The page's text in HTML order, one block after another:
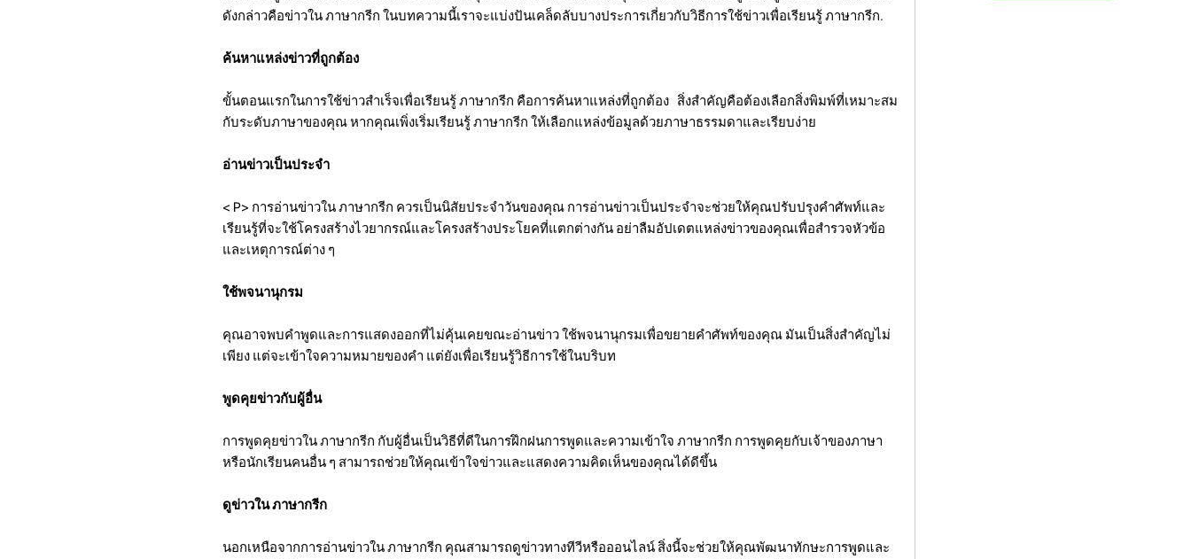
ดังกล่าวคือข่าวใน ภาษากรีก ในบทความนี้เราจะแบ่งปันเคล็ดลับบางประการเกี่ยวกับวิธีการใช้ข่าวเพื่อเรียนรู้ ภาษากรีก.
ค้นหาแหล่งข่าวที่ถูกต้อง
ขั้นตอนแรกในการใช้ข่าวสำเร็จเพื่อเรียนรู้ ภาษากรีก คือการค้นหาแหล่งที่ถูกต้อง สิ่งสำคัญคือต้องเลือกสิ่งพิมพ์ที่เหมาะสม
กับระดับภาษาของคุณ หากคุณเพิ่งเริ่มเรียนรู้ ภาษากรีก ให้เลือกแหล่งข้อมูลด้วยภาษาธรรมดาและเรียบง่าย
อ่านข่าวเป็นประจำ
< P> การอ่านข่าวใน ภาษากรีก ควรเป็นนิสัยประจำวันของคุณ การอ่านข่าวเป็นประจำจะช่วยให้คุณปรับปรุงคำศัพท์และ
เรียนรู้ที่จะใช้โครงสร้างไวยากรณ์และโครงสร้างประโยคที่แตกต่างกัน อย่าลืมอัปเดตแหล่งข่าวของคุณเพื่อสำรวจหัวข้อ
และเหตุการณ์ต่าง ๆ
ใช้พจนานุกรม
คุณอาจพบคำพูดและการแสดงออกที่ไม่คุ้นเคยขณะอ่านข่าว ใช้พจนานุกรมเพื่อขยายคำศัพท์ของคุณ มันเป็นสิ่งสำคัญไม่
เพียง แต่จะเข้าใจความหมายของคำ แต่ยังเพื่อเรียนรู้วิธีการใช้ในบริบท
พูดคุยข่าวกับผู้อื่น
การพูดคุยข่าวใน ภาษากรีก กับผู้อื่นเป็นวิธีที่ดีในการฝึกฝนการพูดและความเข้าใจ ภาษากรีก การพูดคุยกับเจ้าของภาษา
หรือนักเรียนคนอื่น ๆ สามารถช่วยให้คุณเข้าใจข่าวและแสดงความคิดเห็นของคุณได้ดีขึ้น
ดูข่าวใน ภาษากรีก
นอกเหนือจากการอ่านข่าวใน ภาษากรีก คุณสามารถดูข่าวทางทีวีหรือออนไลน์ สิ่งนี้จะช่วยให้คุณพัฒนาทักษะการพูดและ